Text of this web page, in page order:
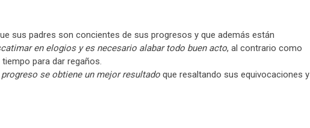
sus padres son concientes de sus progresos y que además están
en elogios y es necesario alabar todo buen acto, al contrario como
para dar regaños.
se obtiene un mejor resultado que resaltando sus equivocaciones y